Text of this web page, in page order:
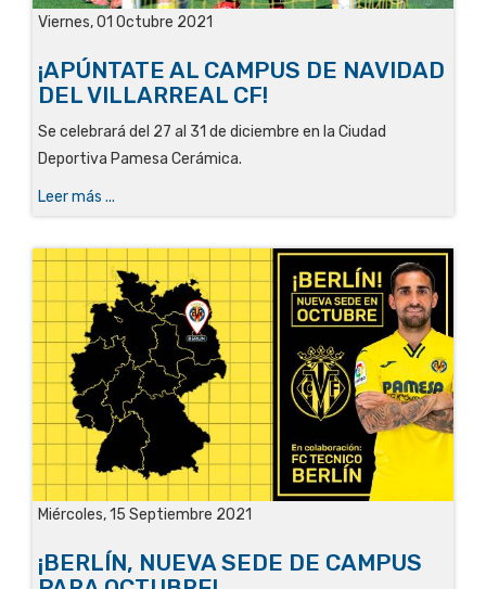
Viernes, 01 Octubre 2021
¡APÚNTATE AL CAMPUS DE NAVIDAD
DEL VILLARREAL CF!
Se celebrará del 27 al 31 de diciembre en la Ciudad
Deportiva Pamesa Cerámica.
Leer más ...
Miércoles, 15 Septiembre 2021
¡BERLÍN, NUEVA SEDE DE CAMPUS